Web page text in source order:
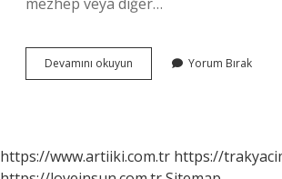
Devamını okuyun Çerezler
Kişisel
Yorum Bırak
https://www.artiiki.com.tr https://